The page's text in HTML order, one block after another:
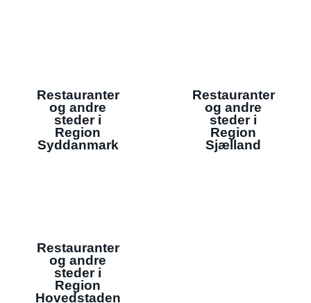
Restauranter
og andre
steder i
Region
Syddanmark
Restauranter
og andre
steder i
Region
Sjælland
Restauranter
og andre
steder i
Region
Hovedstaden